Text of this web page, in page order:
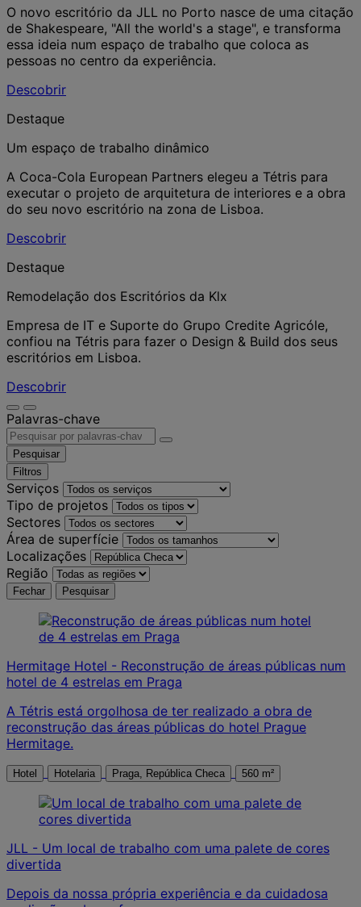
O novo escritório da JLL no Porto nasce de uma citação
de Shakespeare, "All the world's a stage", e transforma
essa ideia num espaço de trabalho que coloca as
pessoas no centro da experiência.
Descobrir
Destaque
Um espaço de trabalho dinâmico
A Coca-Cola European Partners elegeu a Tétris para
executar o projeto de arquitetura de interiores e a obra
do seu novo escritório na zona de Lisboa.
Descobrir
Destaque
Remodelação dos Escritórios da Klx
Empresa de IT e Suporte do Grupo Credite Agricóle,
confiou na Tétris para fazer o Design & Build dos seus
escritórios em Lisboa.
Descobrir
Palavras-chave
Pesquisar
Filtros
Serviços
Tipo de projetos
Sectores
Área de superfície
Localizações
Região
Fechar Pesquisar
Hermitage Hotel - Reconstrução de áreas públicas num
hotel de 4 estrelas em Praga
A Tétris está orgolhosa de ter realizado a obra de
reconstrução das áreas públicas do hotel Prague
Hermitage.
Hotel Hotelaria Praga, República Checa 560 m²
JLL - Um local de trabalho com uma palete de cores
divertida
Depois da nossa própria experiência e da cuidadosa